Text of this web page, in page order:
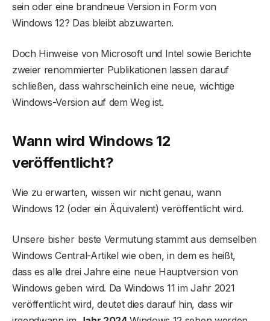
sein oder eine brandneue Version in Form von
Windows 12? Das bleibt abzuwarten.
Doch Hinweise von Microsoft und Intel sowie Berichte
zweier renommierter Publikationen lassen darauf
schließen, dass wahrscheinlich eine neue, wichtige
Windows-Version auf dem Weg ist.
Wann wird Windows 12
veröffentlicht?
Wie zu erwarten, wissen wir nicht genau, wann
Windows 12 (oder ein Äquivalent) veröffentlicht wird.
Unsere bisher beste Vermutung stammt aus demselben
Windows Central-Artikel wie oben, in dem es heißt,
dass es alle drei Jahre eine neue Hauptversion von
Windows geben wird. Da Windows 11 im Jahr 2021
veröffentlicht wird, deutet dies darauf hin, dass wir